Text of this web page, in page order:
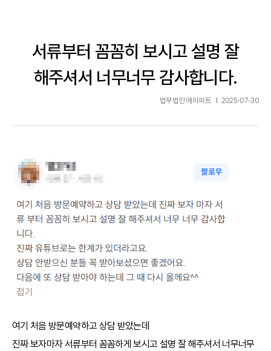
서류부터 꼼꼼히 보시고 설명 잘
해주셔서 너무너무 감사합니다.
법무법인 에이파트 2025-07-30
여기 처음 방문예약하고 상담 받았는데
진짜 보자마자 서류부터 꼼꼼하게 보시고 설명 잘 해주셔서 너무너무